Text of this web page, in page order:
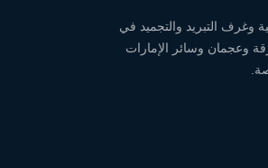
وغرف التبريد والتجميد في
وعجمان وسائر الإمارات